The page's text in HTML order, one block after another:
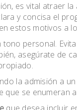
es vital atraer
y concisa el
estos motivos a
personal.
asegúrate de
la admisión a
que se enumeran